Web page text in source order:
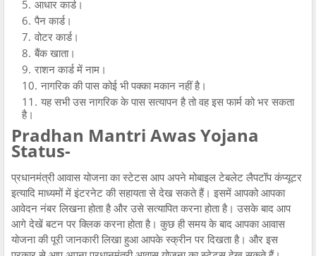
आधार कार्ड।
पैन कार्ड।
वोटर कार्ड।
बैंक खाता।
राशन कार्ड में नाम।
नागरिक की पास कोई भी पक्का मकान नहीं है।
यह सभी उस नागरिक के पास सत्यापन है तो वह इस फार्म को भर सकता
है।
Pradhan Mantri Awas Yojana
Status-
प्रधानमंत्री आवास योजना का स्टेटस आप अपने मोबाइल टेबलेट लैपटॉप कंप्यूटर
इत्यादि माध्यमों में इंटरनेट की सहायता से देख सकते हैं। इसमें आपको आपका
आवेदन नंबर लिखना होता है और उसे सत्यापित करना होता है। उसके बाद आप
आगे देखें बटन पर क्लिक करना होता है। कुछ ही समय के बाद आपका आवास
योजना की पूरी जानकारी लिखा हुआ आपके स्क्रीन पर दिखता है। और इस